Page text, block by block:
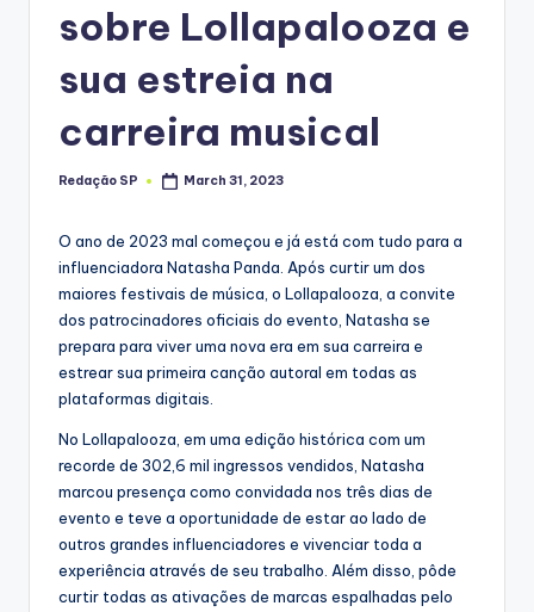
sobre Lollapalooza e
sua estreia na
carreira musical
Posted
Redação SP March 31, 2023
O ano de 2023 mal começou e já está com tudo para a
influenciadora Natasha Panda. Após curtir um dos
maiores festivais de música, o Lollapalooza, a convite
dos patrocinadores oficiais do evento, Natasha se
prepara para viver uma nova era em sua carreira e
estrear sua primeira canção autoral em todas as
plataformas digitais.
No Lollapalooza, em uma edição histórica com um
recorde de 302,6 mil ingressos vendidos, Natasha
marcou presença como convidada nos três dias de
evento e teve a oportunidade de estar ao lado de
outros grandes influenciadores e vivenciar toda a
experiência através de seu trabalho. Além disso, pôde
curtir todas as ativações de marcas espalhadas pelo